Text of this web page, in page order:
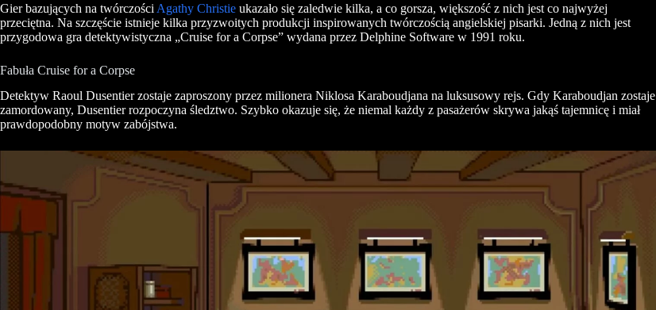
Gier bazujących na twórczości Agathy Christie ukazało się zaledwie kilka, a co gorsza, większość z nich jest co najwyżej
przeciętna. Na szczęście istnieje kilka przyzwoitych produkcji inspirowanych twórczością angielskiej pisarki. Jedną z nich jest
przygodowa gra detektywistyczna „Cruise for a Corpse” wydana przez Delphine Software w 1991 roku.
Fabuła Cruise for a Corpse
Detektyw Raoul Dusentier zostaje zaproszony przez milionera Niklosa Karaboudjana na luksusowy rejs. Gdy Karaboudjan zostaje
zamordowany, Dusentier rozpoczyna śledztwo. Szybko okazuje się, że niemal każdy z pasażerów skrywa jakąś tajemnicę i miał
prawdopodobny motyw zabójstwa.